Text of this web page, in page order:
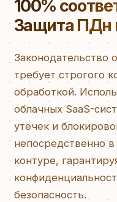
100%
Защита ПДн
Законодательство
требует строгого
обработкой.
облачных SaaS-
утечек и
непосредственно
контуре,
безопасность.